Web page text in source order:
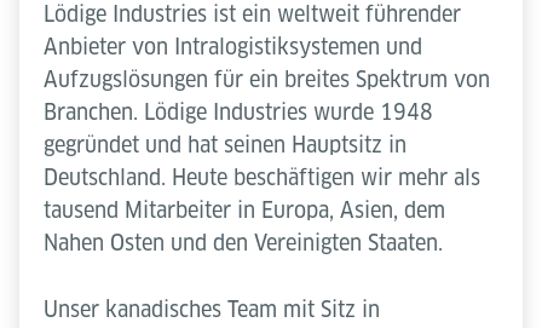
Lödige Industries ist ein weltweit führender
Anbieter von Intralogistiksystemen und
Aufzugslösungen für ein breites Spektrum von
Branchen. Lödige Industries wurde 1948
gegründet und hat seinen Hauptsitz in
Deutschland. Heute beschäftigen wir mehr als
tausend Mitarbeiter in Europa, Asien, dem
Nahen Osten und den Vereinigten Staaten.
Unser kanadisches Team mit Sitz in